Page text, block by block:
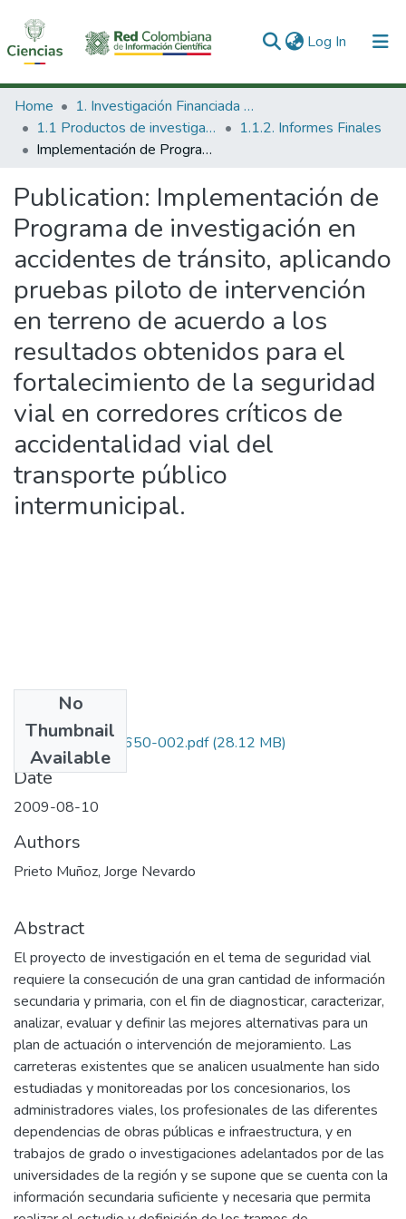
Log In (current)
Communities & Collections
All of DSpace
Home
1. Investigación Financiada con Recursos Públicos
1.1 Productos de investigación
1.1.2. Informes Finales
Implementación de Programa de investigación en accidentes de tránsito, aplicando pruebas piloto de intervención en terreno de acuerdo a los resultados obtenidos para el fortalecimiento de la seguridad vial en corredores críticos de accidentalidad vial del transporte público intermunicipal.
Publication: Implementación de
Programa de investigación en
accidentes de tránsito, aplicando
pruebas piloto de intervención
en terreno de acuerdo a los
resultados obtenidos para el
fortalecimiento de la seguridad
vial en corredores críticos de
accidentalidad vial del
transporte público
intermunicipal.
No
Thumbnail
Available
1109-384-19650-002.pdf(28.12 MB)
Date
2009-08-10
Authors
Prieto Muñoz, Jorge Nevardo
Abstract
El proyecto de investigación en el tema de seguridad vial
requiere la consecución de una gran cantidad de información
secundaria y primaria, con el fin de diagnosticar, caracterizar,
analizar, evaluar y definir las mejores alternativas para un
plan de actuación o intervención de mejoramiento. Las
carreteras existentes que se analicen usualmente han sido
estudiadas y monitoreadas por los concesionarios, los
administradores viales, los profesionales de las diferentes
dependencias de obras públicas e infraestructura, y en
trabajos de grado o investigaciones adelantados por de las
universidades de la región y se supone que se cuenta con la
información secundaria suficiente y necesaria que permita